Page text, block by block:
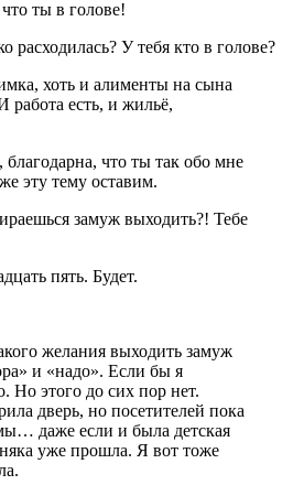
ты в голове!
расходилась? У тебя кто в голове?
хоть и алименты на сына
есть, и жильё,
что ты так обо мне
эту тему оставим.
замуж выходить?! Тебе
пять. Будет.
желания выходить замуж
и «надо». Если бы я
Но этого до сих пор нет.
дверь, но посетителей пока
даже если и была детская
уже прошла. Я вот тоже